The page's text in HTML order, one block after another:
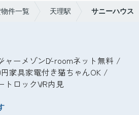
件一覧 天理駅 サニーハウス
ャーメゾンD-roomネット無料
家具家電付き猫ちゃんOK
トロックVR内見